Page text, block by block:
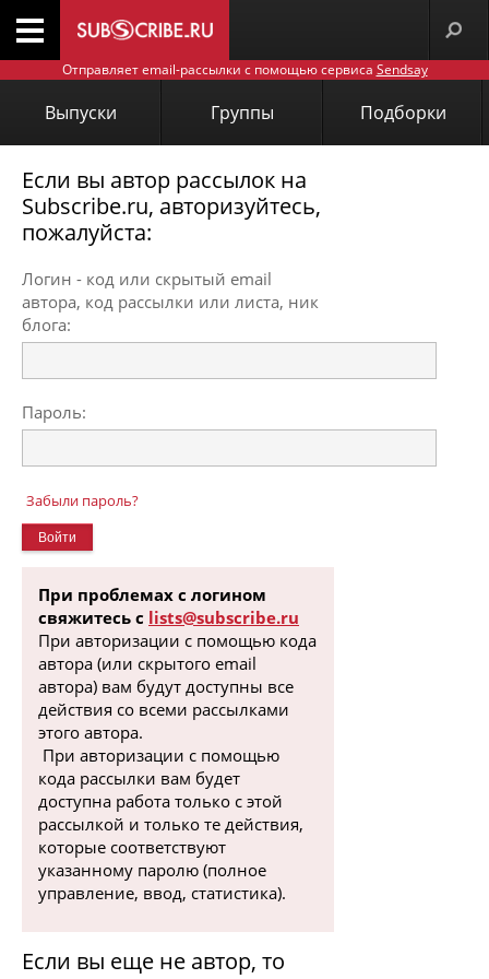
Отправляет email-рассылки с помощью сервиса Sendsay
Выпуски Группы Подборки
Если вы автор рассылок на
Subscribe.ru, авторизуйтесь,
пожалуйста:
Логин - код или скрытый email
автора, код рассылки или листа, ник
блога:
Пароль:
Забыли пароль?
При проблемах с логином
свяжитесь с lists@subscribe.ru
При авторизации с помощью кода
автора (или скрытого email
автора) вам будут доступны все
действия со всеми рассылками
этого автора.
При авторизации с помощью
кода рассылки вам будет
доступна работа только с этой
рассылкой и только те действия,
которые соответствуют
указанному паролю (полное
управление, ввод, статистика).
Если вы еще не автор, то